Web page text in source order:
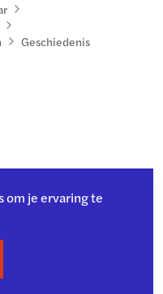
Geschiedenis
om je ervaring te